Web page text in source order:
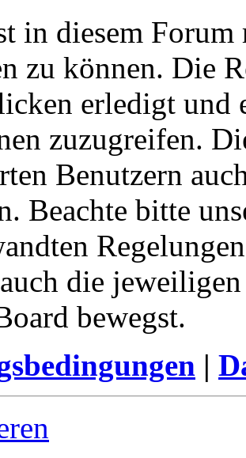
in diesem
zu können. Die
erledigt und
zuzugreifen.
Benutzern
Beachte bitte
die
bewegst.
|